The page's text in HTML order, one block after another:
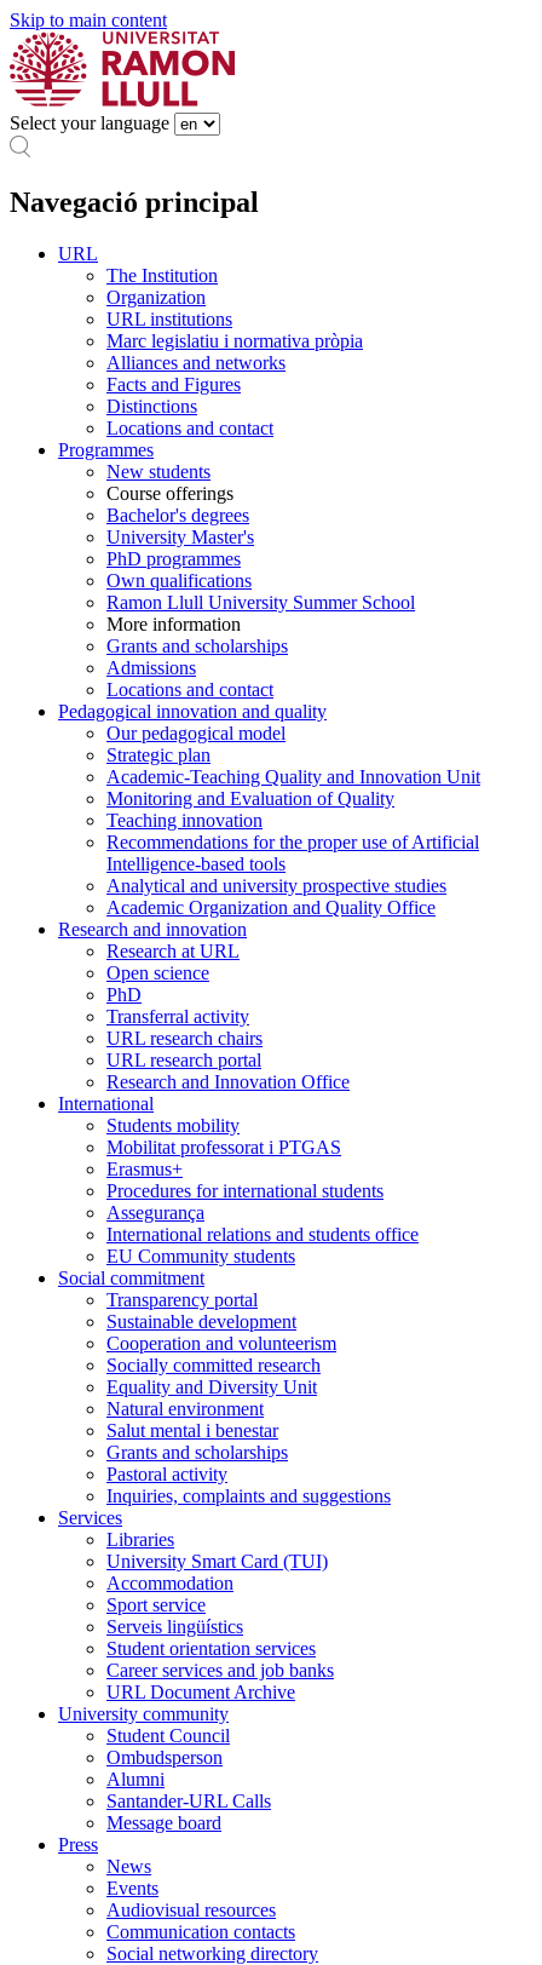
Skip to main content
Select your language
Navegació principal
URL
The Institution
Organization
URL institutions
Marc legislatiu i normativa pròpia
Alliances and networks
Facts and Figures
Distinctions
Locations and contact
Programmes
New students
Course offerings
Bachelor's degrees
University Master's
PhD programmes
Own qualifications
Ramon Llull University Summer School
More information
Grants and scholarships
Admissions
Locations and contact
Pedagogical innovation and quality
Our pedagogical model
Strategic plan
Academic-Teaching Quality and Innovation Unit
Monitoring and Evaluation of Quality
Teaching innovation
Recommendations for the proper use of Artificial
Intelligence-based tools
Analytical and university prospective studies
Academic Organization and Quality Office
Research and innovation
Research at URL
Open science
PhD
Transferral activity
URL research chairs
URL research portal
Research and Innovation Office
International
Students mobility
Mobilitat professorat i PTGAS
Erasmus+
Procedures for international students
Assegurança
International relations and students office
EU Community students
Social commitment
Transparency portal
Sustainable development
Cooperation and volunteerism
Socially committed research
Equality and Diversity Unit
Natural environment
Salut mental i benestar
Grants and scholarships
Pastoral activity
Inquiries, complaints and suggestions
Services
Libraries
University Smart Card (TUI)
Accommodation
Sport service
Serveis lingüístics
Student orientation services
Career services and job banks
URL Document Archive
University community
Student Council
Ombudsperson
Alumni
Santander-URL Calls
Message board
Press
News
Events
Audiovisual resources
Communication contacts
Social networking directory